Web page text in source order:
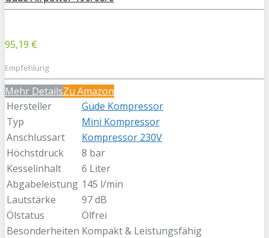
95,19 €
Empfehlung
Mehr DetailsZu Amazon
Hersteller
Güde Kompressor
Typ
Mini Kompressor
Anschlussart
Kompressor 230V
Höchstdruck
8 bar
Kesselinhalt
6 Liter
Abgabeleistung 145 l/min
Lautstärke
97 dB
Ölstatus
Ölfrei
Besonderheiten Kompakt & Leistungsfähig